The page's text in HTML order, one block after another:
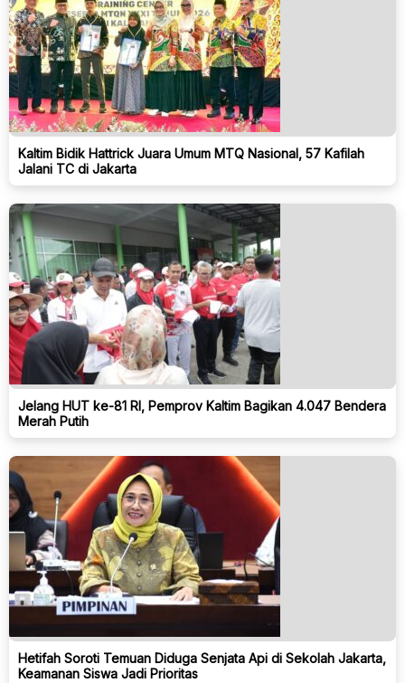
Kaltim Bidik Hattrick Juara Umum MTQ Nasional, 57 Kafilah
Jalani TC di Jakarta
Jelang HUT ke-81 RI, Pemprov Kaltim Bagikan 4.047 Bendera
Merah Putih
Hetifah Soroti Temuan Diduga Senjata Api di Sekolah Jakarta,
Keamanan Siswa Jadi Prioritas